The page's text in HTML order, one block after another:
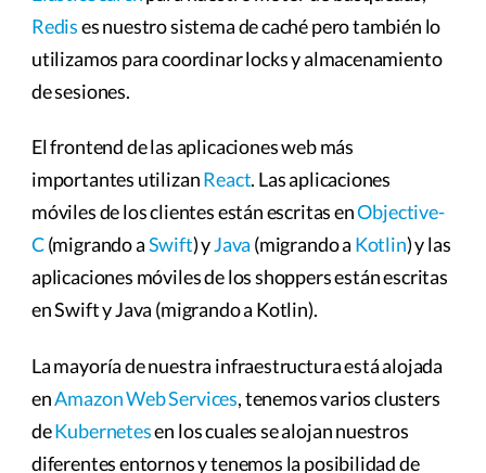
Redises nuestro sistema de caché pero también lo
utilizamos para coordinar locks y almacenamiento
de sesiones.
El frontend de las aplicaciones web más
importantes utilizanReact. Las aplicaciones
móviles de los clientes están escritas enObjective-
C(migrando aSwift) yJava (migrando a Kotlin) y las
aplicaciones móviles de los shoppers están escritas
en Swift y Java (migrando a Kotlin).
La mayoría de nuestra infraestructura está alojada
enAmazon Web Services, tenemos varios clusters
deKubernetesen los cuales se alojan nuestros
diferentes entornos y tenemos la posibilidad de